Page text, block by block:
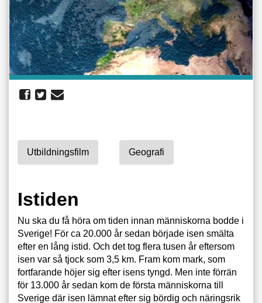
Utbildningsfilm Geografi
Istiden
Nu ska du få höra om tiden innan människorna bodde i
Sverige! För ca 20.000 år sedan började isen smälta
efter en lång istid. Och det tog flera tusen år eftersom
isen var så tjock som 3,5 km. Fram kom mark, som
fortfarande höjer sig efter isens tyngd. Men inte förrän
för 13.000 år sedan kom de första människorna till
Sverige där isen lämnat efter sig bördig och näringsrik